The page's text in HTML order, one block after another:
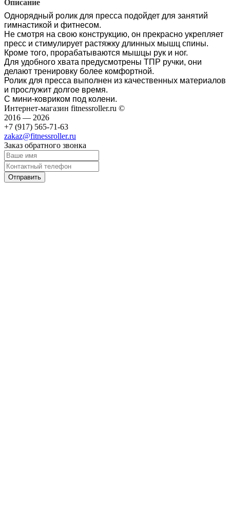
Описание
Однорядный ролик для пресса подойдет для занятий
гимнастикой и фитнесом.
Не смотря на свою конструкцию, он прекрасно укрепляет
пресс и стимулирует растяжку длинных мышц спины.
Кроме того, прорабатываются мышцы рук и ног.
Для удобного хвата предусмотрены ТПР ручки, они
делают тренировку более комфортной.
Ролик для пресса выполнен из качественных материалов
и прослужит долгое время.
С мини-ковриком под колени.
Интернет-магазин fitnessroller.ru ©
2016 — 2026
+7 (917) 565-71-63
zakaz@fitnessroller.ru
Заказ обратного звонка
Отправить